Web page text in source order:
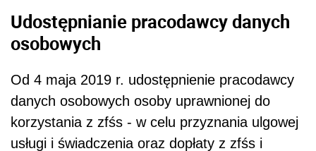
Udostępnianie pracodawcy danych
osobowych
Od 4 maja 2019 r. udostępnienie pracodawcy
danych osobowych osoby uprawnionej do
korzystania z zfśs - w celu przyznania ulgowej
usługi i świadczenia oraz dopłaty z zfśs i